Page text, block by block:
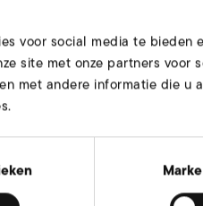
voor social media te bieden
site met onze partners voor
met andere informatie die u
Nu